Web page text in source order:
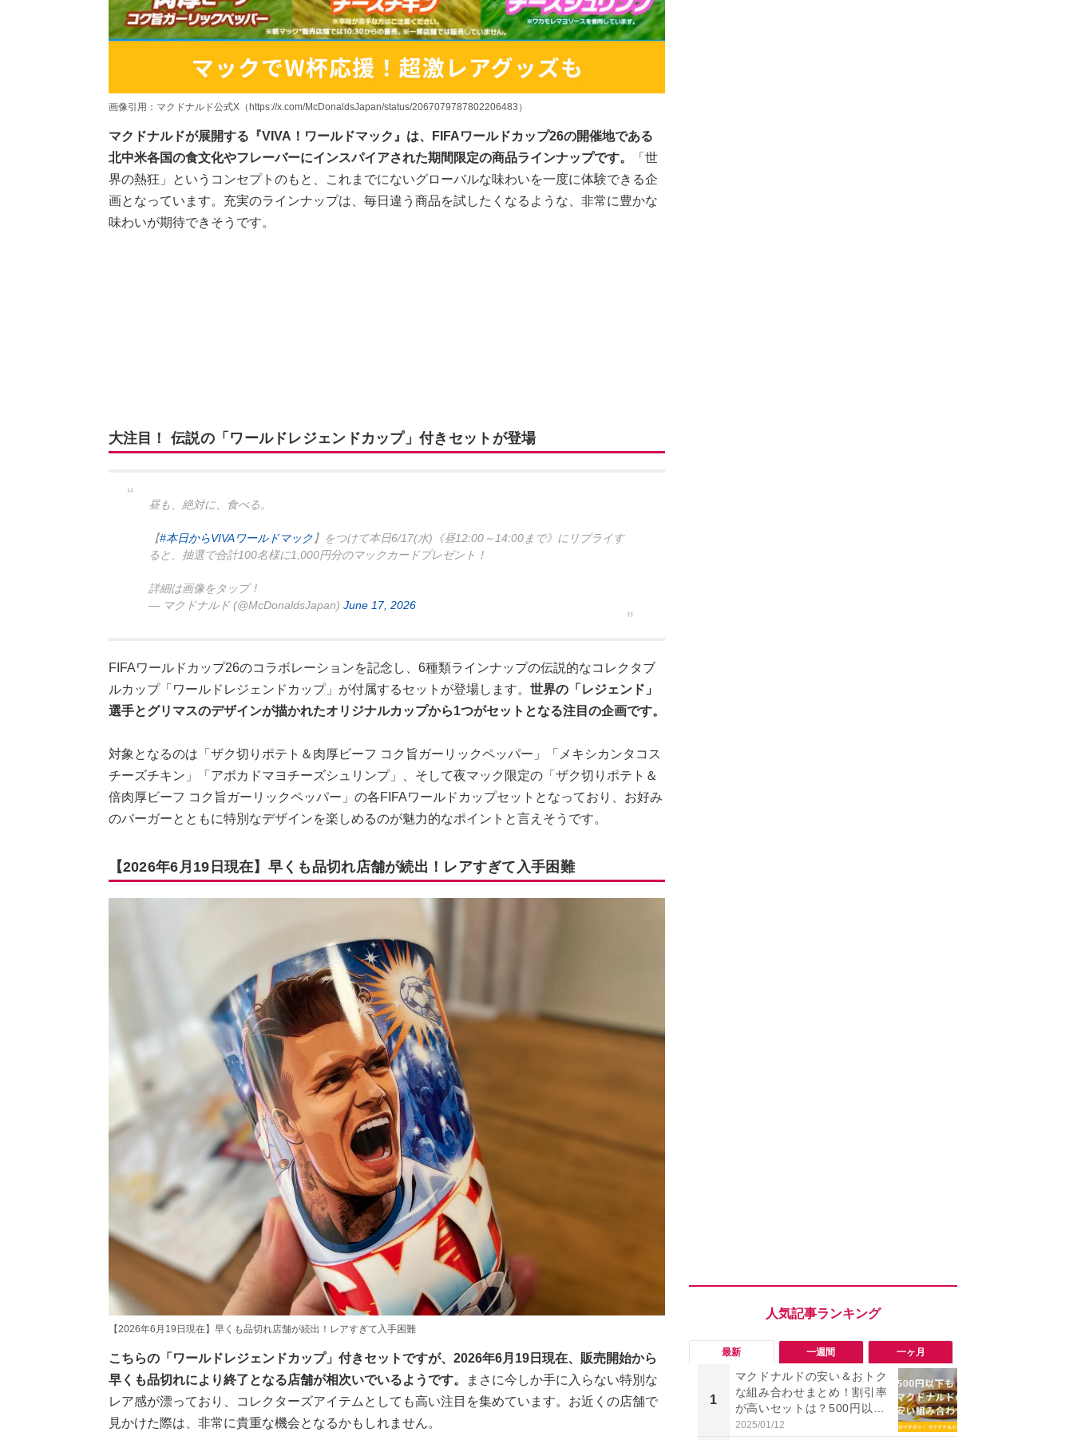
画像引用：マクドナルド公式X（https://x.com/McDonaldsJapan/status/2067079787802206483）
マクドナルドが展開する『VIVA！ワールドマック』は、FIFAワールドカップ26の開催地である
北中米各国の食文化やフレーバーにインスパイアされた期間限定の商品ラインナップです。
「世
界の熱狂」というコンセプトのもと、これまでにないグローバルな味わいを一度に体験できる企
画となっています。充実のラインナップは、毎日違う商品を試したくなるような、非常に豊かな
味わいが期待できそうです。
大注目！ 伝説の「ワールドレジェンドカップ」付きセットが登場
昼も、絶対に、食べる。
【#本日からVIVAワールドマック】をつけて本日6/17(水)《昼12:00～14:00まで》にリプライす
ると、抽選で合計100名様に1,000円分のマックカードプレゼント！
詳細は画像をタップ！
— マクドナルド (@McDonaldsJapan) June 17, 2026
FIFAワールドカップ26のコラボレーションを記念し、6種類ラインナップの伝説的なコレクタブ
ルカップ「ワールドレジェンドカップ」が付属するセットが登場します。 世界の「レジェンド」
選手とグリマスのデザインが描かれたオリジナルカップから1つがセットとなる注目の企画です。
対象となるのは「ザク切りポテト＆肉厚ビーフ コク旨ガーリックペッパー」「メキシカンタコス
チーズチキン」「アボカドマヨチーズシュリンプ」、そして夜マック限定の「ザク切りポテト＆
倍肉厚ビーフ コク旨ガーリックペッパー」の各FIFAワールドカップセットとなっており、お好み
のバーガーとともに特別なデザインを楽しめるのが魅力的なポイントと言えそうです。
【2026年6月19日現在】早くも品切れ店舗が続出！レアすぎて入手困難
【2026年6月19日現在】早くも品切れ店舗が続出！レアすぎて入手困難
こちらの「ワールドレジェンドカップ」付きセットですが、2026年6月19日現在、販売開始から
早くも品切れにより終了となる店舗が相次いでいるようです。
まさに今しか手に入らない特別な
レア感が漂っており、コレクターズアイテムとしても高い注目を集めています。お近くの店舗で
見かけた際は、非常に貴重な機会となるかもしれません。
最新 一週間 一ヶ月
1
マクドナルドの安い＆おトク
な組み合わせまとめ！割引率
が高いセットは？500円以内
で満腹のメニューは？【2025
2025/01/12